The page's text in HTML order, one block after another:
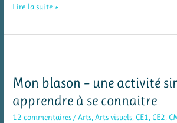
La
psychosociales
Lire la suite »
Mon blason – une activité
apprendre à se connaitre
12 commentaires/Arts,Arts visuels, CE1, CE2,